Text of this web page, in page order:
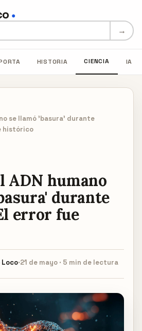
●
→
HISTORIA CIENCIA IA
se llamó 'basura' durante
histórico
ADN humano
durante
error fue
Loco·21 de mayo · 5 min de lectura